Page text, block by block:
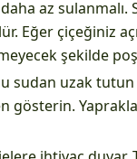
az
Eğer çiçeğiniz
şekilde
sudan uzak
gösterin.